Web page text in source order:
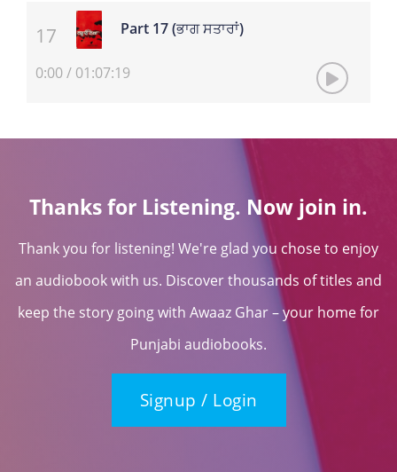
Part 17 (ਭਾਗ ਸਤਾਰਾਂ)
0:00/ 01:07:19
Thanks for Listening. Now join in.
Thank you for listening! We're glad you chose to enjoy
an audiobook with us. Discover thousands of titles and
keep the story going with Awaaz Ghar – your home for
Punjabi audiobooks.
Signup / Login